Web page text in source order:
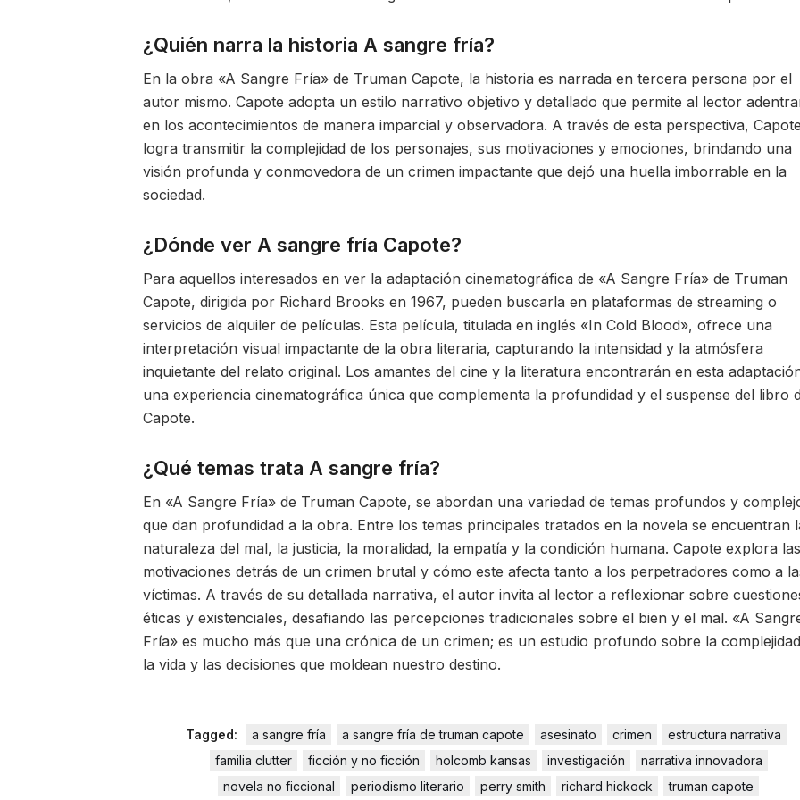
¿Quién narra la historia A sangre fría?
En la obra «A Sangre Fría» de Truman Capote, la historia es narrada en tercera persona por el
autor mismo. Capote adopta un estilo narrativo objetivo y detallado que permite al lector
en los acontecimientos de manera imparcial y observadora. A través de esta perspectiva, Capote
logra transmitir la complejidad de los personajes, sus motivaciones y emociones, brindando una
visión profunda y conmovedora de un crimen impactante que dejó una huella imborrable en la
sociedad.
¿Dónde ver A sangre fría Capote?
Para aquellos interesados en ver la adaptación cinematográfica de «A Sangre Fría» de Truman
Capote, dirigida por Richard Brooks en 1967, pueden buscarla en plataformas de streaming o
servicios de alquiler de películas. Esta película, titulada en inglés «In Cold Blood», ofrece una
interpretación visual impactante de la obra literaria, capturando la intensidad y la atmósfera
inquietante del relato original. Los amantes del cine y la literatura encontrarán en esta
una experiencia cinematográfica única que complementa la profundidad y el suspense del libro
Capote.
¿Qué temas trata A sangre fría?
En «A Sangre Fría» de Truman Capote, se abordan una variedad de temas profundos y
que dan profundidad a la obra. Entre los temas principales tratados en la novela se encuentran
naturaleza del mal, la justicia, la moralidad, la empatía y la condición humana. Capote explora las
motivaciones detrás de un crimen brutal y cómo este afecta tanto a los perpetradores como a
víctimas. A través de su detallada narrativa, el autor invita al lector a reflexionar sobre
éticas y existenciales, desafiando las percepciones tradicionales sobre el bien y el mal. «A
Fría» es mucho más que una crónica de un crimen; es un estudio profundo sobre la
la vida y las decisiones que moldean nuestro destino.
Tagged: a sangre fría a sangre fría de truman capote asesinato crimen
estructura narrativa
familia clutter
ficción y no ficción holcomb kansas investigación
narrativa innovadora
novela no ficcional
periodismo literario perry smith richard hickock truman capote